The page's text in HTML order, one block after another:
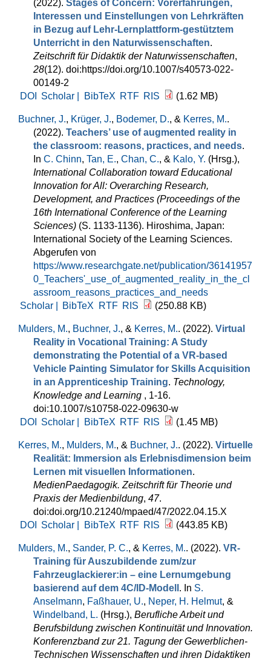
(2022). Stages of Concern: Vorerfahrungen,
Interessen und Einstellungen von Lehrkräften
in Bezug auf Lehr-Lernplattform-gestütztem
Unterricht in den Naturwissenschaften.
Zeitschrift für Didaktik der Naturwissenschaften,
28(12). doi:https://doi.org/10.1007/s40573-022-
00149-2
DOI
Scholar | BibTeX RTF RIS (1.62 MB)
Buchner, J., Krüger, J., Bodemer, D., & Kerres, M..
(2022). Teachers’ use of augmented reality in
the classroom: reasons, practices, and needs.
In C. Chinn, Tan, E., Chan, C., & Kalo, Y. (Hrsg.),
International Collaboration toward Educational
Innovation for All: Overarching Research,
Development, and Practices (Proceedings of the
16th International Conference of the Learning
Sciences) (S. 1133-1136). Hiroshima, Japan:
International Society of the Learning Sciences.
Abgerufen von
https://www.researchgate.net/publication/36141957
0_Teachers'_use_of_augmented_reality_in_the_cl
assroom_reasons_practices_and_needs
Scholar |
BibTeX RTF RIS (250.88 KB)
Mulders, M., Buchner, J., & Kerres, M.. (2022). Virtual
Reality in Vocational Training: A Study
demonstrating the Potential of a VR-based
Vehicle Painting Simulator for Skills Acquisition
in an Apprenticeship Training. Technology,
Knowledge and Learning , 1-16.
doi:10.1007/s10758-022-09630-w
DOI
Scholar | BibTeX RTF RIS (1.45 MB)
Kerres, M., Mulders, M., & Buchner, J.. (2022). Virtuelle
Realität: Immersion als Erlebnisdimension beim
Lernen mit visuellen Informationen.
MedienPaedagogik. Zeitschrift für Theorie und
Praxis der Medienbildung, 47.
doi:doi.org/10.21240/mpaed/47/2022.04.15.X
DOI
Scholar | BibTeX RTF RIS (443.85 KB)
Mulders, M., Sander, P. C., & Kerres, M.. (2022). VR-
Training für Auszubildende zum/zur
Fahrzeuglackierer:in – eine Lernumgebung
basierend auf dem 4C/ID-Modell . In S.
Anselmann, Faßhauer, U., Neper, H. Helmut, &
Windelband, L. (Hrsg.), Berufliche Arbeit und
Berufsbildung zwischen Kontinuität und Innovation.
Konferenzband zur 21. Tagung der Gewerblichen-
Technischen Wissenschaften und ihren Didaktiken